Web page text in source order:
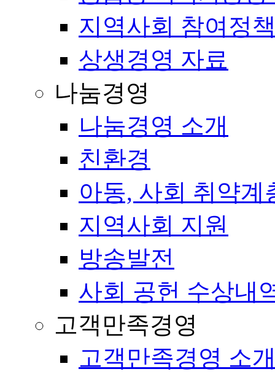
지역사회 참여정
상생경영 자료
나눔경영
나눔경영 소개
친환경
아동, 사회 취약계
지역사회 지원
방송발전
사회 공헌 수상내
고객만족경영
고객만족경영 소